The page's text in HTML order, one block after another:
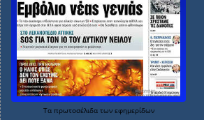
Τα πρωτοσέλιδα των εφημερίδων